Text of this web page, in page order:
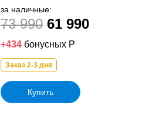
за наличные:
73 990 61 990
+434 бонусных Р
Заказ 2-3 дня
Купить